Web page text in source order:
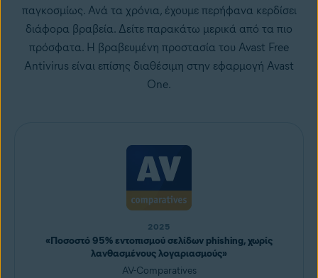
παγκοσμίως. Ανά τα χρόνια, έχουμε περήφανα κερδίσει
διάφορα βραβεία. Δείτε παρακάτω μερικά από τα πιο
πρόσφατα. Η βραβευμένη προστασία του Avast Free
Antivirus είναι επίσης διαθέσιμη στην εφαρμογή Avast
One.
2025
«Ποσοστό 95% εντοπισμού σελίδων phishing, χωρίς
λανθασμένους λογαριασμούς»
AV-Comparatives